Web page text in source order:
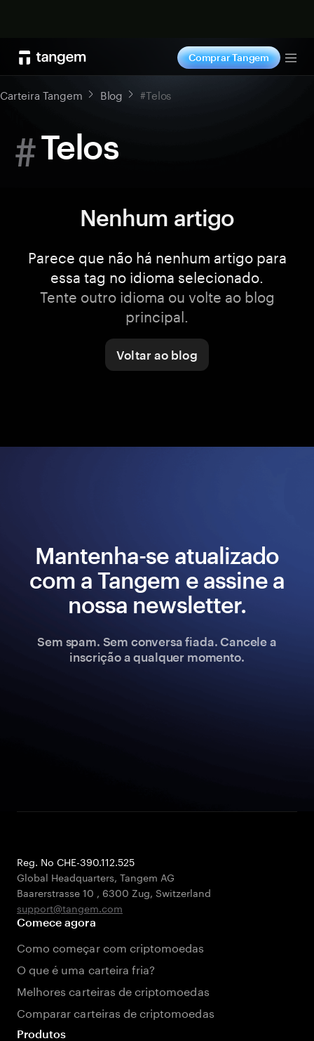
Comprar Tangem
Carteira Tangem Blog #Telos
#Telos
Nenhum artigo
Parece que não há nenhum artigo para
essa tag no idioma selecionado.
Tente outro idioma ou volte ao blog
principal.
Voltar ao blog
Mantenha-se atualizado
com a Tangem e assine a
nossa newsletter.
Sem spam. Sem conversa fiada. Cancele a
inscrição a qualquer momento.
Reg. No CHE-390.112.525
Global Headquarters, Tangem AG
Baarerstrasse 10 , 6300 Zug, Switzerland
support@tangem.com
Comece agora
Como começar com criptomoedas
O que é uma carteira fria?
Melhores carteiras de criptomoedas
Comparar carteiras de criptomoedas
Produtos